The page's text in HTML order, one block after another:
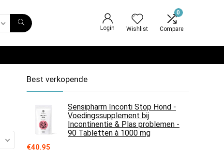
Login Wishlist
0
Compare
Best verkopende
Sensipharm Inconti Stop Hond -
Voedingssupplement bij
Incontinentie & Plas problemen -
90 Tabletten à 1000 mg
€40.95